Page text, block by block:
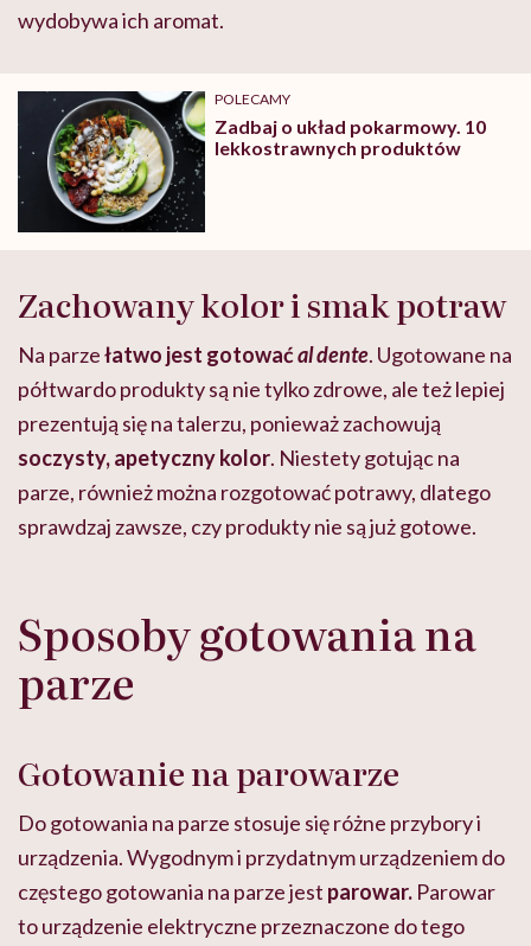
wydobywa ich aromat.
POLECAMY
Zadbaj o układ pokarmowy. 10
lekkostrawnych produktów
Zachowany kolor i smak potraw
Na parzełatwo jest gotowaćal dente. Ugotowane na
półtwardo produkty są nie tylko zdrowe, ale też lepiej
prezentują się na talerzu, ponieważ zachowują
soczysty, apetyczny kolor. Niestety gotując na
parze, również można rozgotować potrawy, dlatego
sprawdzaj zawsze, czy produkty nie są już gotowe.
Sposoby gotowania na
parze
Gotowanie na parowarze
Do gotowania na parze stosuje się różne przybory i
urządzenia. Wygodnym i przydatnym urządzeniem do
częstego gotowania na parze jest parowar. Parowar
to urządzenie elektryczne przeznaczone do tego